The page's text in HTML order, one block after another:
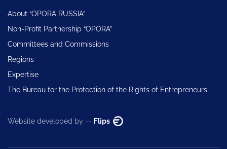
About “OPORA RUSSIA”
Non-Profit Partnership “OPORA”
Committees and Commissions
Regions
Expertise
The Bureau for the Protection of the Rights of Entrepreneurs
Website developed by — Flips